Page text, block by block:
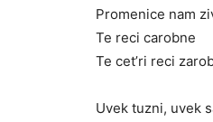
Promenice nam
Te reci carobne
Te cet’ri reci
Uvek tuzni, uvek